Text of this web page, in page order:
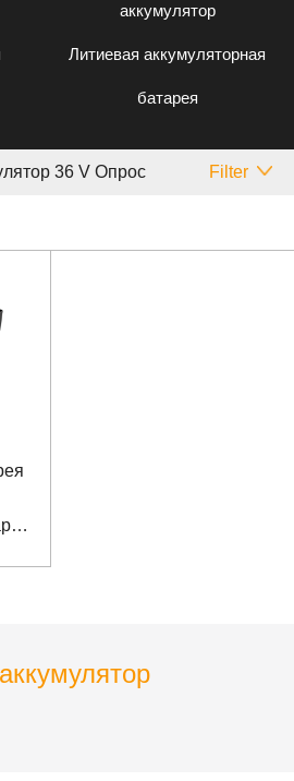
аккумулятор
Литиевая аккумуляторная
батарея
36 V Опрос Filter